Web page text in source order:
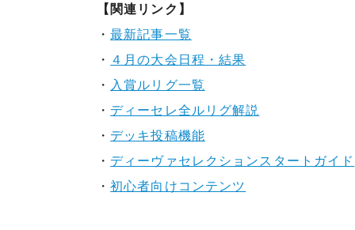
【関連リンク】
・最新記事一覧
・ ４月の大会日程・結果
・ 入賞ルリグ一覧
・ ディーセレ全ルリグ解説
・ デッキ投稿機能
・ ディーヴァセレクションスタートガイド
・初心者向けコンテンツ